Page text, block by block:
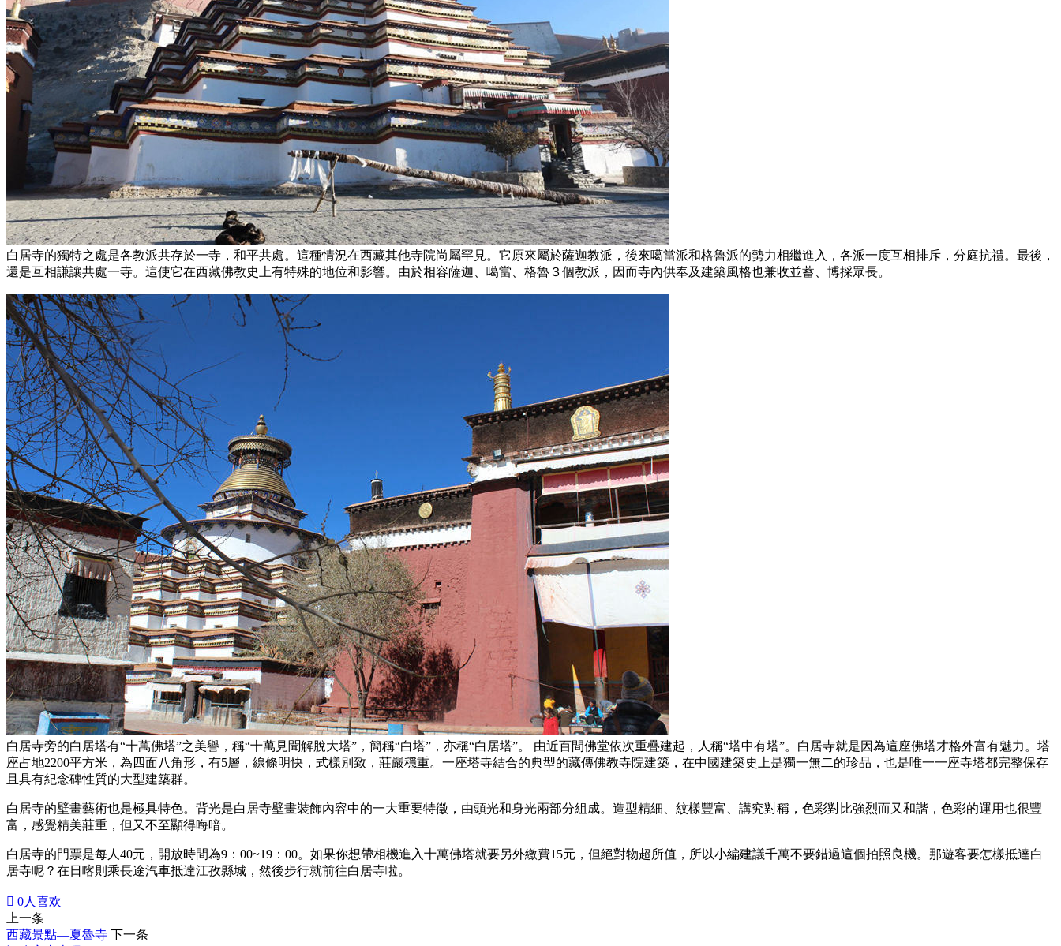
白居寺的獨特之處是各教派共存於一寺，和平共處。這種情況在西藏其他寺院尚屬罕見。它原來屬於薩迦教派，後來噶當派和格魯派的勢力相繼進入，各派一度互相排斥，分庭抗禮。最後，
還是互相謙讓共處一寺。這使它在西藏佛教史上有特殊的地位和影響。由於相容薩迦、噶當、格魯３個教派，因而寺內供奉及建築風格也兼收並蓄、博採眾長。
白居寺旁的白居塔有“十萬佛塔”之美譽，稱“十萬見聞解脫大塔”，簡稱“白塔”，亦稱“白居塔”。 由近百間佛堂依次重疊建起，人稱“塔中有塔”。白居寺就是因為這座佛塔才格外富有魅力。塔
座占地2200平方米，為四面八角形，有5層，線條明快，式樣別致，莊嚴穩重。一座塔寺結合的典型的藏傳佛教寺院建築，在中國建築史上是獨一無二的珍品，也是唯一一座寺塔都完整保存
且具有紀念碑性質的大型建築群。
白居寺的壁畫藝術也是極具特色。背光是白居寺壁畫裝飾內容中的一大重要特徵，由頭光和身光兩部分組成。造型精細、紋樣豐富、講究對稱，色彩對比強烈而又和諧，色彩的運用也很豐
富，感覺精美莊重，但又不至顯得晦暗。
白居寺的門票是每人40元，開放時間為9：00~19：00。如果你想帶相機進入十萬佛塔就要另外繳費15元，但絕對物超所值，所以小編建議千萬不要錯過這個拍照良機。那遊客要怎樣抵達白
居寺呢？在日喀則乘長途汽車抵達江孜縣城，然後步行就前往白居寺啦。
 0人喜欢
上一条
西藏景點—夏魯寺 下一条